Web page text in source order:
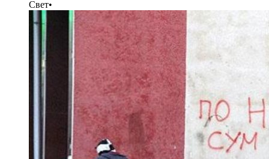
Свет•